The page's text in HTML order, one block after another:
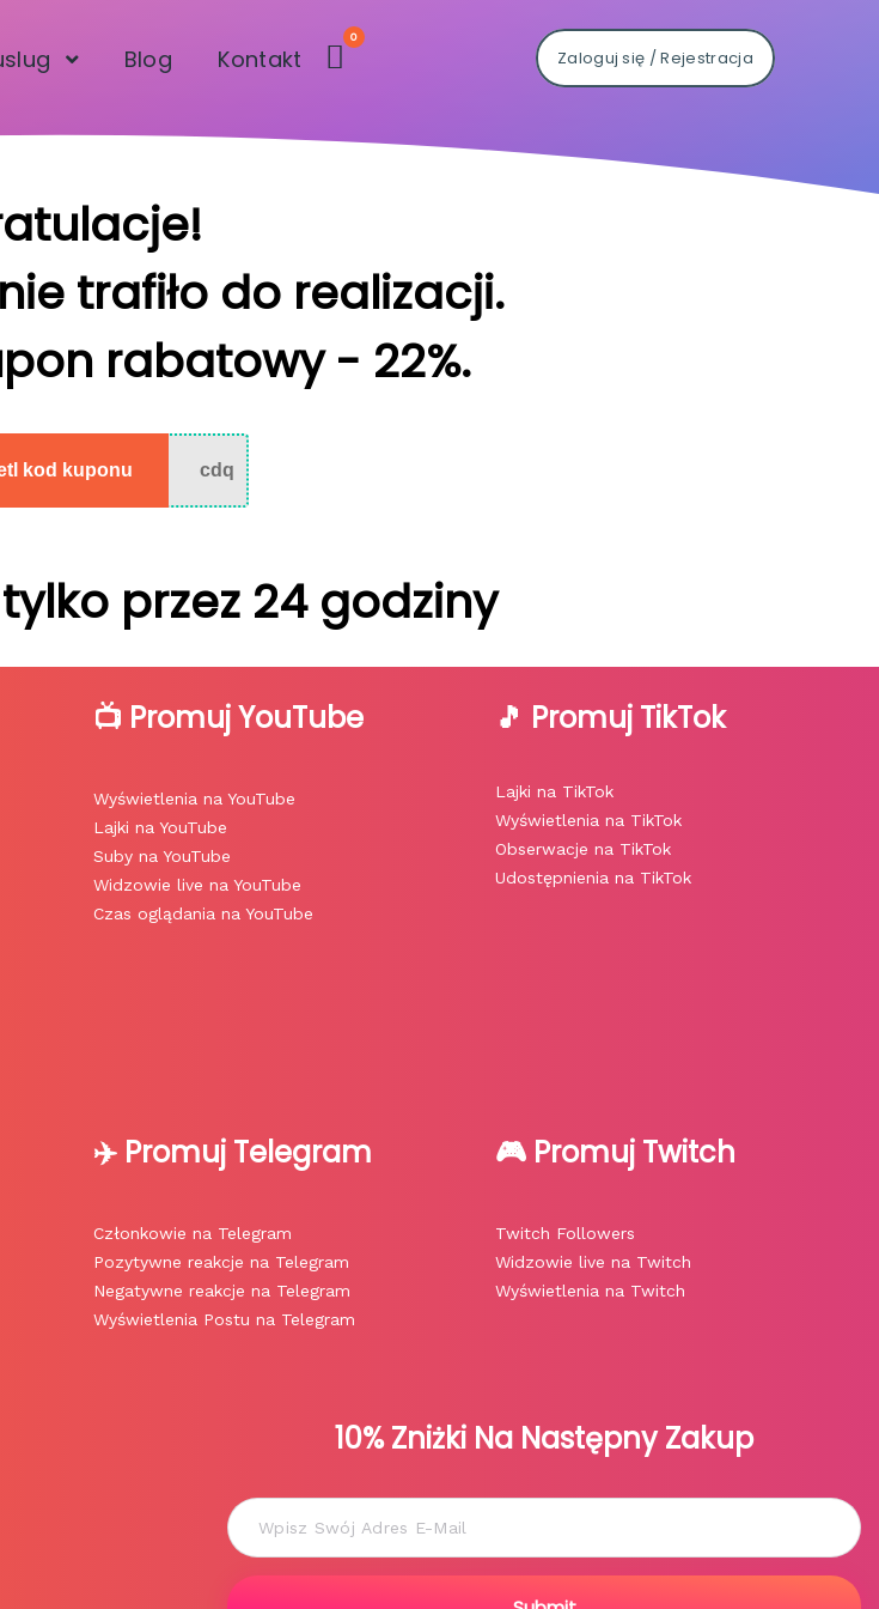
Blog Kontakt
0
Zaloguj się / Rejestracja
trafiło do realizacji.
rabatowy - 22%.
kod kuponu cdq
przez 24 godziny
📺 Promuj YouTube
Wyświetlenia na YouTube
Lajki na YouTube
Suby na YouTube
Widzowie live na YouTube
Czas oglądania na YouTube
🎵 Promuj TikTok
Lajki na TikTok
Wyświetlenia na TikTok
Obserwacje na TikTok
Udostępnienia na TikTok
✈️ Promuj Telegram
Członkowie na Telegram
Pozytywne reakcje na Telegram
Negatywne reakcje na Telegram
Wyświetlenia Postu na Telegram
🎮 Promuj Twitch
Twitch Followers
Widzowie live na Twitch
Wyświetlenia na Twitch
10% Zniżki Na Następny Zakup